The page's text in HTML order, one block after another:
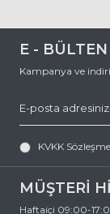
0 (536) 595
numaralı
sağlığınızı
Ürün Açıklaması
MÜŞTERİ
Haftaiçi 09:00-
E -
Kampanya ve
KVKK